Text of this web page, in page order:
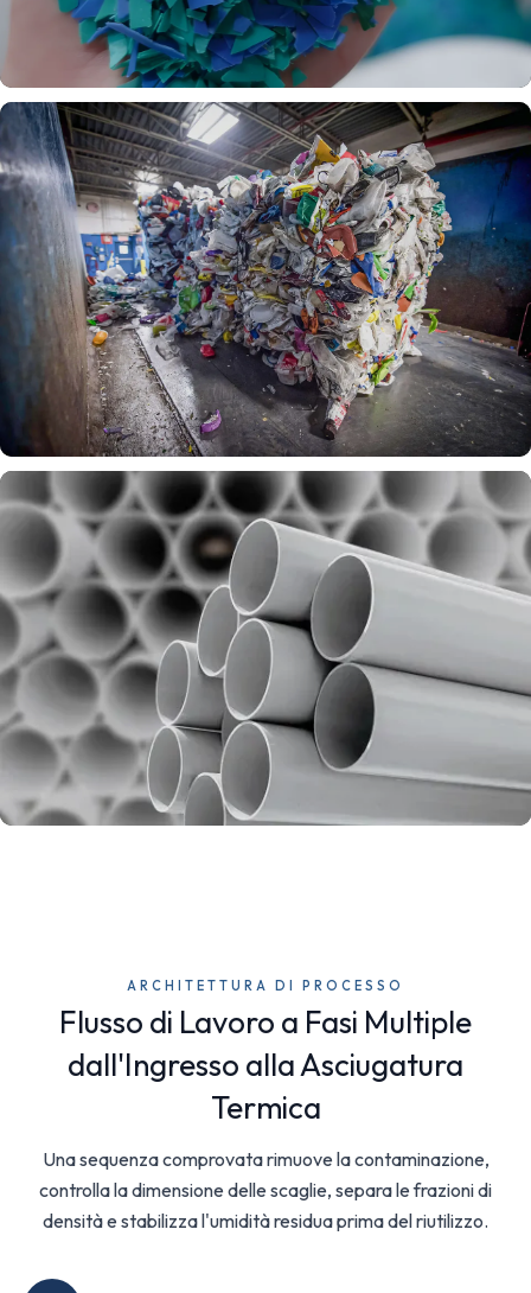
ARCHITETTURA DI PROCESSO
Flusso di Lavoro a Fasi Multiple
dall'Ingresso alla Asciugatura
Termica
Una sequenza comprovata rimuove la contaminazione,
controlla la dimensione delle scaglie, separa le frazioni di
densità e stabilizza l'umidità residua prima del riutilizzo.